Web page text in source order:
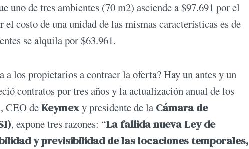
uno de tres ambientes (70 m2) asciende a $97.691 por el
costo de una unidad de las mismas características es de
se alquila por $63.961.
a los propietarios a contraer la oferta? Hay un antes y un
contratos por tres años y la actualización anual de los
, CEO de Keymexy presidente de la Cámara de
, expone tres razones: “La fallida nueva Ley de
y previsibilidad de las locaciones temporales,